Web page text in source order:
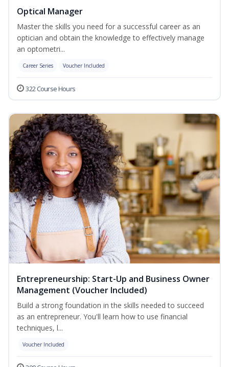
Optical Manager
Master the skills you need for a successful career as an
optician and obtain the knowledge to effectively manage
an optometri...
Career Series Voucher Included
322 Course Hours
Entrepreneurship: Start-Up and Business Owner
Management (Voucher Included)
Build a strong foundation in the skills needed to succeed
as an entrepreneur. You'll learn how to use financial
techniques, l...
Voucher Included